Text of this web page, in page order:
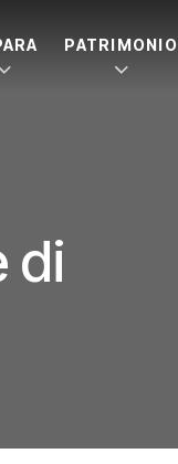
PATRIMONIO
di